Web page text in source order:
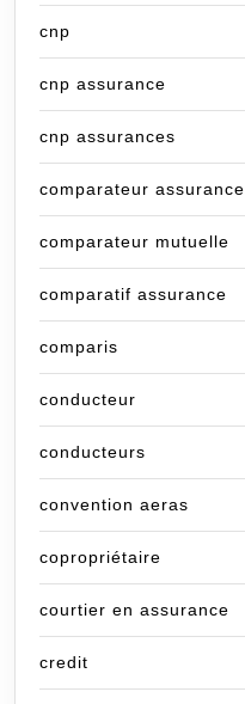
cnp
cnp assurance
cnp assurances
comparateur assurance
comparateur mutuelle
comparatif assurance
comparis
conducteur
conducteurs
convention aeras
copropriétaire
courtier en assurance
credit